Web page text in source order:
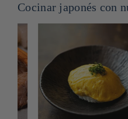
Cocinar japonés con